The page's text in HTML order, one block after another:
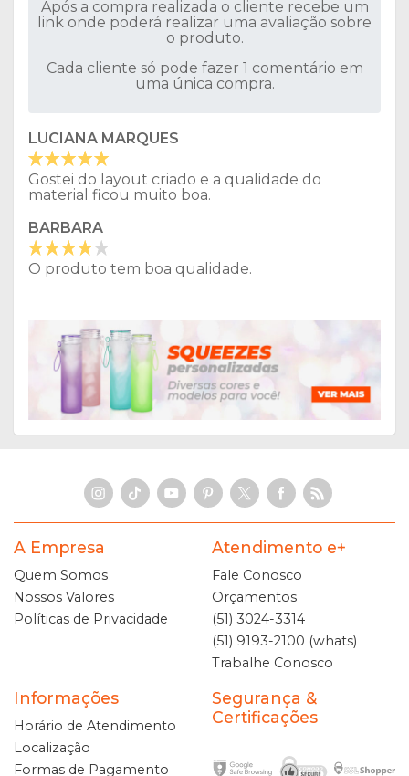
Após a compra realizada o cliente recebe um
link onde poderá realizar uma avaliação sobre
o produto.
Cada cliente só pode fazer 1 comentário em
uma única compra.
LUCIANA MARQUES
Gostei do layout criado e a qualidade do
material ficou muito boa.
BARBARA
O produto tem boa qualidade.
A Empresa
Quem Somos
Nossos Valores
Políticas de Privacidade
Atendimento e+
Fale Conosco
Orçamentos
(51) 3024-3314
(51) 9193-2100 (whats)
Trabalhe Conosco
Informações
Horário de Atendimento
Localização
Formas de Pagamento
Segurança &
Certificações